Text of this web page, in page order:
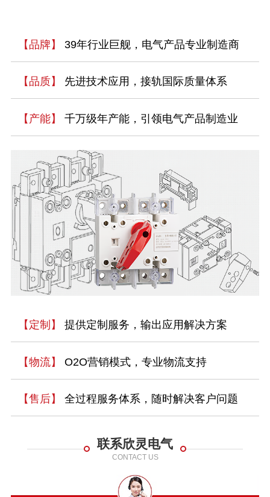
【品牌】 39年行业巨舰，电气产品专业制造商
【品质】 先进技术应用，接轨国际质量体系
【产能】 千万级年产能，引领电气产品制造业
【定制】 提供定制服务，输出应用解决方案
【物流】 O2O营销模式，专业物流支持
【售后】 全过程服务体系，随时解决客户问题
联系欣灵电气
CONTACT US